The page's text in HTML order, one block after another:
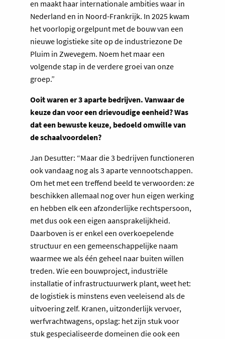
en maakt haar internationale ambities waar in
Nederland en in Noord-Frankrijk. In 2025 kwam
het voorlopig orgelpunt met de bouw van een
nieuwe logistieke site op de industriezone De
Pluim in Zwevegem. Noem het maar een
volgende stap in de verdere groei van onze
groep.”
Ooit waren er 3 aparte bedrijven. Vanwaar de
keuze dan voor een drievoudige eenheid? Was
dat een bewuste keuze, bedoeld omwille van
de schaalvoordelen?
Jan Desutter: “Maar die 3 bedrijven functioneren
ook vandaag nog als 3 aparte vennootschappen.
Om het met een treffend beeld te verwoorden: ze
beschikken allemaal nog over hun eigen werking
en hebben elk een afzonderlijke rechtspersoon,
met dus ook een eigen aansprakelijkheid.
Daarboven is er enkel een overkoepelende
structuur en een gemeenschappelijke naam
waarmee we als één geheel naar buiten willen
treden. Wie een bouwproject, industriële
installatie of infrastructuurwerk plant, weet het:
de logistiek is minstens even veeleisend als de
uitvoering zelf. Kranen, uitzonderlijk vervoer,
werfvrachtwagens, opslag: het zijn stuk voor
stuk gespecialiseerde domeinen die ook een